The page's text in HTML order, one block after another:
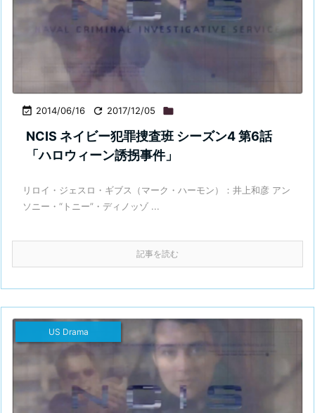
 2014/06/16  2017/12/05 
NCIS ネイビー犯罪捜査班 シーズン4 第6話
「ハロウィーン誘拐事件」
リロイ・ジェスロ・ギブス（マーク・ハーモン）：井上和彦 アン
ソニー・“トニー”・ディノッゾ ...
記事を読む
US Drama